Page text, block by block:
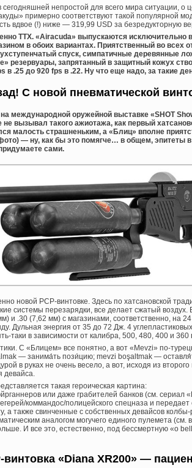
сегодняшней непростой для всего мира ситуации, о
примерно соответствуют такой популярной
вдвое (!) ниже — 319,99 USD за безредукторную
ТТХ. «Airacuda» выпускаются исключительно
в обоих вариантах. Приятственный во всех
спуск, симпатичные деревянные
резервуары, запрятанный в защитный кожух
в .25 до 920 fps в .22. Ну что еще надо, за такие
С новой пневматической
международной оружейной выставке «SHOT
не вызывал такого ажиотажа, как первый
малость страшненьким, а «Блиц» вполне
— ну, как бы это помягче… в общем, эпитеты
сами.
новой PCP-винтовке. Здесь по хатсановской
системы перезарядки, все делает сжатый
и .30 (7,62 мм) с магазинами, соответственно, на
Дульная энергия от 35 до 72 Дж. 4
таки в зависимости от калибра, 500, 480, 400 и
С «Блицем» все понятно, а вот «Mevzi» по-
— занима́ть пози́цию; mevzi boşaltmak —
в руках не очень весело, а вот, исходя из
девайса.
такая героическая картина:
или даже грабителей банков (см.
коммандос/полицейского спецназа и
а также свинченные с собственных девайсов
аналогом могучего единого пулемета
И все это, естественно, под бессмертную «o
винтовка «Diana XR200» —